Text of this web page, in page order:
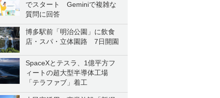
でスタート Geminiで複雑な
質問に回答
博多駅前「明治公園」に飲食
店・スパ・立体園路 7日開園
SpaceXとテスラ、1億平方フ
ィートの超大型半導体工場
「テラファブ」着工